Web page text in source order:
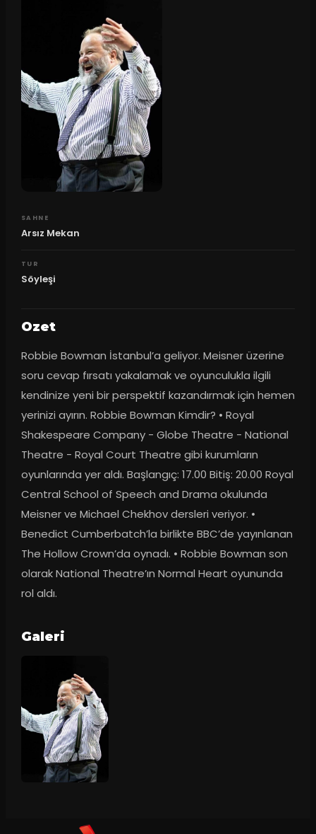
SAHNE
Arsız Mekan
TUR
Söyleşi
Ozet
Robbie Bowman İstanbul’a geliyor. Meisner üzerine
soru cevap fırsatı yakalamak ve oyunculukla ilgili
kendinize yeni bir perspektif kazandırmak için hemen
yerinizi ayırın. Robbie Bowman Kimdir? • Royal
Shakespeare Company - Globe Theatre - National
Theatre - Royal Court Theatre gibi kurumların
oyunlarında yer aldı. Başlangıç: 17.00 Bitiş: 20.00 Royal
Central School of Speech and Drama okulunda
Meisner ve Michael Chekhov dersleri veriyor. •
Benedict Cumberbatch’la birlikte BBC’de yayınlanan
The Hollow Crown’da oynadı. • Robbie Bowman son
olarak National Theatre’ın Normal Heart oyununda
rol aldı.
Galeri